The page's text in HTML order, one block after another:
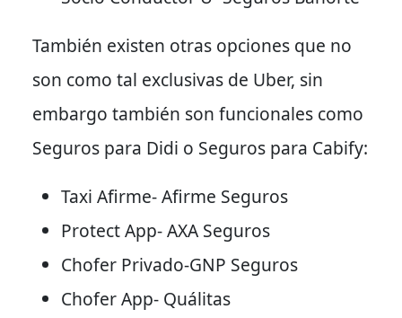
También existen otras opciones que no
son como tal exclusivas de Uber, sin
embargo también son funcionales como
Seguros para Didi o Seguros para Cabify:
Taxi Afirme- Afirme Seguros
Protect App- AXA Seguros
Chofer Privado-GNP Seguros
Chofer App- Quálitas